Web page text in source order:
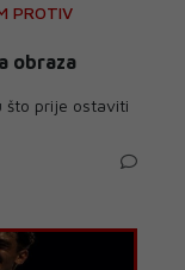
PROTIV
obraza
što prije ostaviti